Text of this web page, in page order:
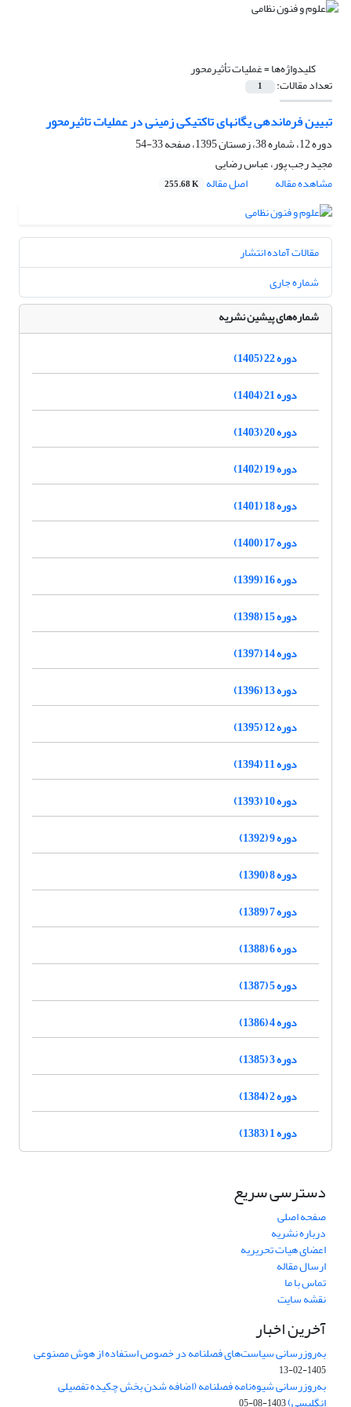
کلیدواژه‌ها =عَملیات تأثیرمحور
تعداد مقالات: 1
تبیین فرماندهی یگانهای تاکتیکی زمینی در عملیات تاثیرمحور
دوره 12، شماره 38، زمستان 1395، صفحه
33-54
مجید رجب پور، عباس رضایی
مشاهده مقاله
اصل مقاله 255.68 K
مقالات آماده انتشار
شماره جاری
شماره‌های پیشین نشریه
دوره 22 (1405)
دوره 21 (1404)
دوره 20 (1403)
دوره 19 (1402)
دوره 18 (1401)
دوره 17 (1400)
دوره 16 (1399)
دوره 15 (1398)
دوره 14 (1397)
دوره 13 (1396)
دوره 12 (1395)
دوره 11 (1394)
دوره 10 (1393)
دوره 9 (1392)
دوره 8 (1390)
دوره 7 (1389)
دوره 6 (1388)
دوره 5 (1387)
دوره 4 (1386)
دوره 3 (1385)
دوره 2 (1384)
دوره 1 (1383)
دسترسی سریع
صفحه اصلی
درباره نشریه
اعضای هیات تحریریه
ارسال مقاله
تماس با ما
نقشه سایت
آخرین اخبار
به‌روزرسانی سیاست‌های فصلنامه در خصوص استفاده از هوش مصنوعی
1405-02-13
به‌روزرسانی شیوه‌نامه فصلنامه (اضافه شدن بخش چکیده تفصیلی
انگلیسی)1403-08-05